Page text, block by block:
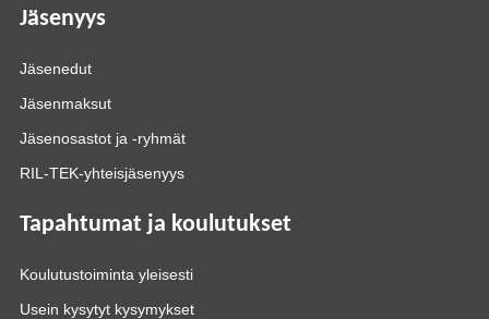
Jäsenyys
Jäsenedut
Jäsenmaksut
Jäsenosastot ja -ryhmät
RIL-TEK-yhteisjäsenyys
Tapahtumat ja koulutukset
Koulutustoiminta yleisesti
Usein kysytyt kysymykset